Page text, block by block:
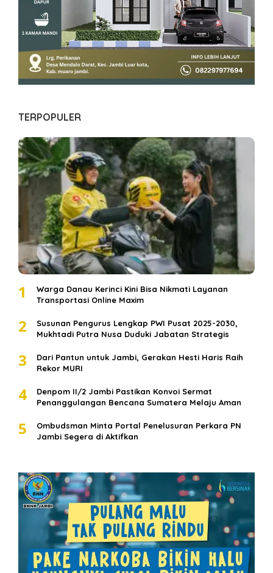
TERPOPULER
1
Warga Danau Kerinci Kini Bisa Nikmati Layanan
Transportasi Online Maxim
2
Susunan Pengurus Lengkap PWI Pusat 2025-2030,
Mukhtadi Putra Nusa Duduki Jabatan Strategis
3
Dari Pantun untuk Jambi, Gerakan Hesti Haris Raih
Rekor MURI
4
Denpom II/2 Jambi Pastikan Konvoi Sermat
Penanggulangan Bencana Sumatera Melaju Aman
5
Ombudsman Minta Portal Penelusuran Perkara PN
Jambi Segera di Aktifkan